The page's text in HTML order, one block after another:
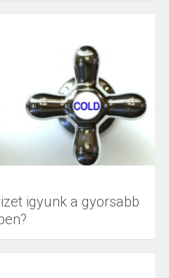
igyunk a gyorsabb